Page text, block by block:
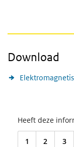
Download
Heeft deze
1 2 3